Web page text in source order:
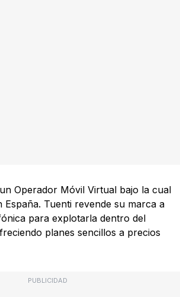
Operador Móvil Virtual bajo la cual
Tuenti revende su marca a
para explotarla dentro del
planes sencillos a precios
PUBLICIDAD